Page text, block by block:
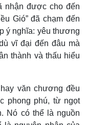
nhận được cho đến
Gió” đã chạm đến
ý nghĩa: yêu thương
vĩ đại đến đâu mà
thành và thấu hiểu
văn chương đều
phong phú, từ ngọt
Nó có thể là nguồn